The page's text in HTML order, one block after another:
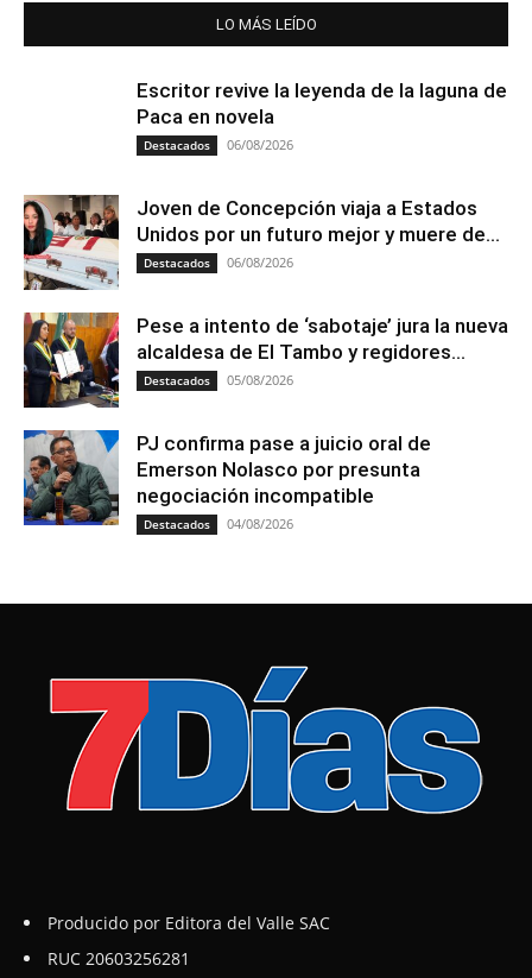
LO MÁS LEÍDO
Escritor revive la leyenda de la laguna de
Paca en novela
Destacados 06/08/2026
Joven de Concepción viaja a Estados
Unidos por un futuro mejor y muere de...
Destacados 06/08/2026
Pese a intento de ‘sabotaje’ jura la nueva
alcaldesa de El Tambo y regidores...
Destacados 05/08/2026
PJ confirma pase a juicio oral de
Emerson Nolasco por presunta
negociación incompatible
Destacados 04/08/2026
Producido por Editora del Valle SAC
RUC 20603256281